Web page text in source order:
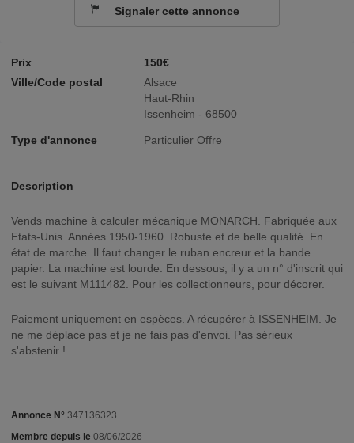
Prix
150€
Ville/Code postal
Alsace
Haut-Rhin
Issenheim - 68500
Type d'annonce Particulier Offre
Description
Vends machine à calculer mécanique MONARCH. Fabriquée aux
Etats-Unis. Années 1950-1960. Robuste et de belle qualité. En
état de marche. Il faut changer le ruban encreur et la bande
papier. La machine est lourde. En dessous, il y a un n° d'inscrit qui
est le suivant M111482. Pour les collectionneurs, pour décorer.
Paiement uniquement en espèces. A récupérer à ISSENHEIM. Je
ne me déplace pas et je ne fais pas d'envoi. Pas sérieux
s'abstenir !
Annonce N° 347136323
Membre depuis le 08/06/2026
Signaler cette annonce